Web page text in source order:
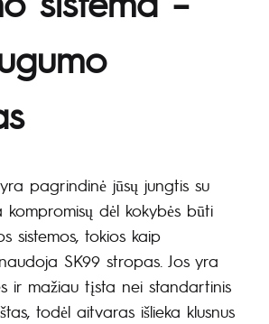
pagrindinė jūsų jungtis su
dėl kokybės būti
sistemos, tokios kaip
SK99 stropas. Jos yra
ir mažiau tįsta nei standartinis
todėl aitvaras išlieka klusnus